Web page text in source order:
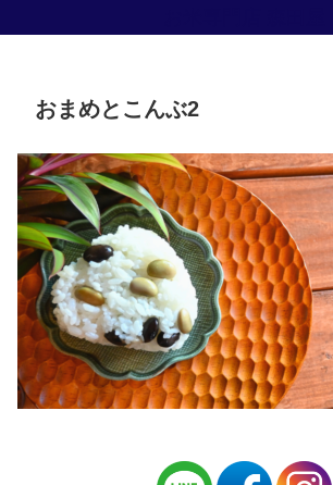
おまめとこんぶ2